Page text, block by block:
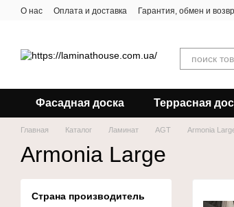
Перейти к основному контенту
О нас Оплата и доставка Гарантия, обмен и
Фасадная доска Террасная
Главная Каталог Ламинат AGT Armonia
Armonia Large
Страна производитель